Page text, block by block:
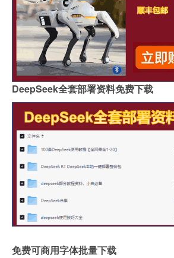
DeepSeek全套部署资料免费下载
免费可商用字体批量下载